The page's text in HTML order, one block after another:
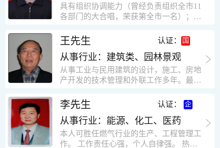
区项目经理，该项目有住宅楼9栋6层砖混
结构，总建筑面积36000平方米。2004年
限公司专业监理工程师，广东重工监理有
限公司任专业监理工程师，监督的工程
有：广东东莞市花润雪花啤酒厂二期扩建
工程，该工程有钢结构工业厂房2栋，每
栋9000平方米。东莞市新世纪花苑，该工
场；一栋17层。2栋总面积32000平方米，
框架结构。南奥园金州商业步行街等工
程。30年的工作经验积累，使自己能适应
建筑行业的多种工作岗位。
地的律师共同办理法律事务。 对民商事的
诉讼和非诉讼的合同纠纷、劳动纠纷、债
对刑事案件、仲裁案件都颇有造诣。尤其
擅长处理涉及公司管理、企业改制，资产
收购重组等法律业务。王律师有多篇学术
论文在省部级会议和刊物上发表。数十年
的执业经历中，王律师经办了数百起诉讼
和非诉讼案件，取得了较好的经济效益和
律师一贯的工作作风；法律第一和当事人
合法权益第一，忠诚和敬业是王福营律师
的永恒的追求。
具有组织协调能力（曾经负责组织全市11
各部门的大合唱，荣获第全市一名）；知
等领域）；实际工作能力强，且经验丰
富。
王先生 认证：
从事行业：建筑类、园林景观
从事工业与民用建筑的设计，施工、房地
产开发的技术管理和外联工作多年。最大
最高26层。基础理论和专业技术知识功底
深厚，能熟练从事复杂技术工程的设计与
计算工作，有丰富的大中型工程项目的施
工技术经验。知识广博，设计、施工、予
决算、资产评估等都有较深造诣。曾独立
李先生 认证：
从事行业：能源、化工、医药
本人可胜任燃气行业的生产、工程管理工
作。 工作责任心强，个人自律强。 热爱